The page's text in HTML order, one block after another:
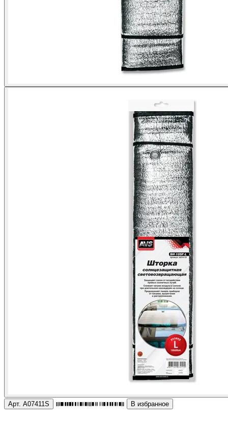
Арт. A07411S В избранное